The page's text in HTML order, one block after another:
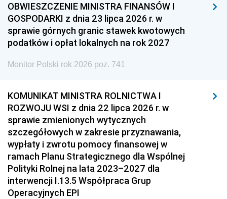
OBWIESZCZENIE MINISTRA FINANSÓW I
GOSPODARKI z dnia 23 lipca 2026 r. w
sprawie górnych granic stawek kwotowych
podatków i opłat lokalnych na rok 2027
Monitor Polski rok 2026 poz. 741
KOMUNIKAT MINISTRA ROLNICTWA I
ROZWOJU WSI z dnia 22 lipca 2026 r. w
sprawie zmienionych wytycznych
szczegółowych w zakresie przyznawania,
wypłaty i zwrotu pomocy finansowej w
ramach Planu Strategicznego dla Wspólnej
Polityki Rolnej na lata 2023–2027 dla
interwencji I.13.5 Współpraca Grup
Operacyjnych EPI